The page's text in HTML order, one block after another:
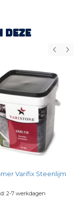
deze
Varifix Steenlijm
2-7 werkdagen